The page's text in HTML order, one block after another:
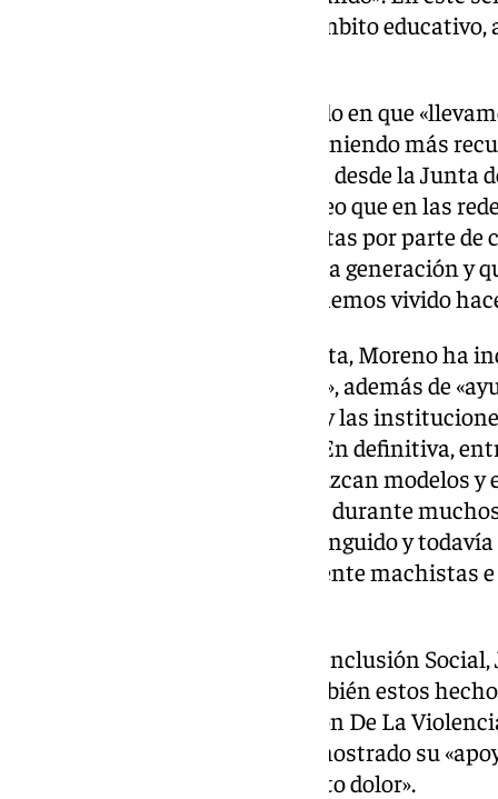
un problema sobre todo en el ámbito
Al hilo de lo anterior, ha insistido en que
más dinero, y vamos a seguir poniendo más
policial, judiciales y de atención desde la
tres los presupuestos». «Pero creo que en las
comportamientos muy machistas por parte de
jóvenes, que corresponden a otra generación y
fenómenos y estereotipos que hemos vivido
Por tanto, desde su punto de vista, Moreno ha
esfuerzos en materia educativa», además de
solamente desde los gobiernos y las
productoras o los musicales». «En definitiva,
esfuerzo para que no se reproduzcan modelos
desgraciadamente han existido durante
pensábamos que se habían extinguido y
comportamientos tremendamente machistas
De igual forma, la consejera de Inclusión
Loles López, ha lamentado también estos
Internacional De La Eliminación De La
25 de noviembre. Ante ello, ha mostrado su
«esta violencia que provoca tanto dolor».